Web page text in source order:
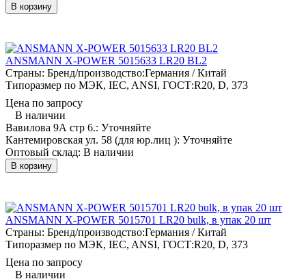
В корзину
ANSMANN X-POWER 5015633 LR20 BL2
Страны: Бренд/производство:Германия / Китай
Типоразмер по МЭК, IEC, ANSI, ГОСТ:R20, D, 373
Цена по запросу
В наличии
Вавилова 9А стр 6.: Уточняйте
Кантемировская ул. 58 (для юр.лиц ): Уточняйте
Оптовый склад: В наличии
В корзину
ANSMANN X-POWER 5015701 LR20 bulk, в упак 20 шт
Страны: Бренд/производство:Германия / Китай
Типоразмер по МЭК, IEC, ANSI, ГОСТ:R20, D, 373
Цена по запросу
В наличии